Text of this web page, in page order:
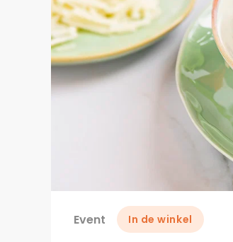
Event In de winkel